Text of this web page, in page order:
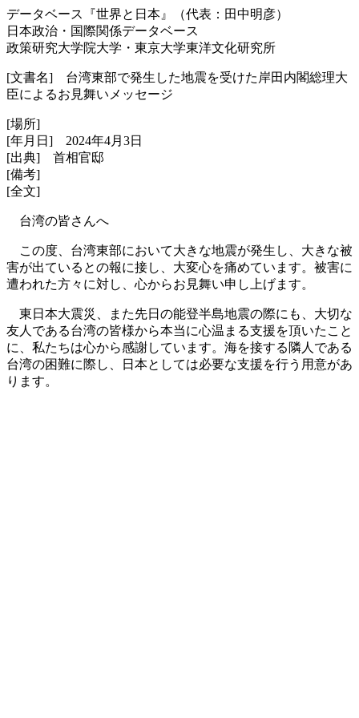
データベース『世界と日本』（代表：田中明彦）
日本政治・国際関係データベース
政策研究大学院大学・東京大学東洋文化研究所
[文書名] 台湾東部で発生した地震を受けた岸田内閣総理大
臣によるお見舞いメッセージ
[場所]
[年月日] 2024年4月3日
[出典] 首相官邸
[備考]
[全文]
台湾の皆さんへ
この度、台湾東部において大きな地震が発生し、大きな被
害が出ているとの報に接し、大変心を痛めています。被害に
遭われた方々に対し、心からお見舞い申し上げます。
東日本大震災、また先日の能登半島地震の際にも、大切な
友人である台湾の皆様から本当に心温まる支援を頂いたこと
に、私たちは心から感謝しています。海を接する隣人である
台湾の困難に際し、日本としては必要な支援を行う用意があ
ります。